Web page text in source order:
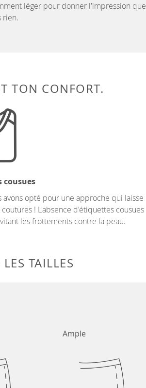
léger pour donner l'impression que
rien.
TON CONFORT.
cousues
opté pour une approche qui laisse
! L'absence d'étiquettes cousues
les frottements contre la peau.
TAILLES
Ample